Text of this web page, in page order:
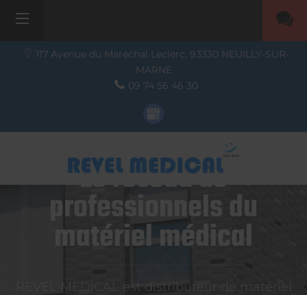
117 Avenue du Maréchal Leclerc, 93330 NEUILLY-SUR-
MARNE
09 74 56 46 30
Le réseau de
professionnels du
matériel médical
REVEL MEDICAL est distributeur de matériel